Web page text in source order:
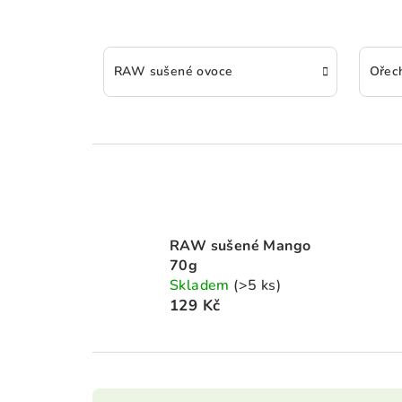
RAW sušené ovoce
RAW sušené Mango
70g
Skladem (>5 ks)
129 Kč